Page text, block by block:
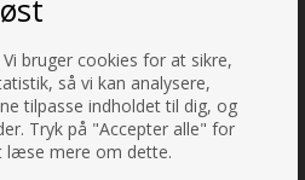
bruger cookies for at sikre,
så vi kan analysere,
tilpasse indholdet til dig, og
Tryk på "Accepter alle" for
læse mere om dette.